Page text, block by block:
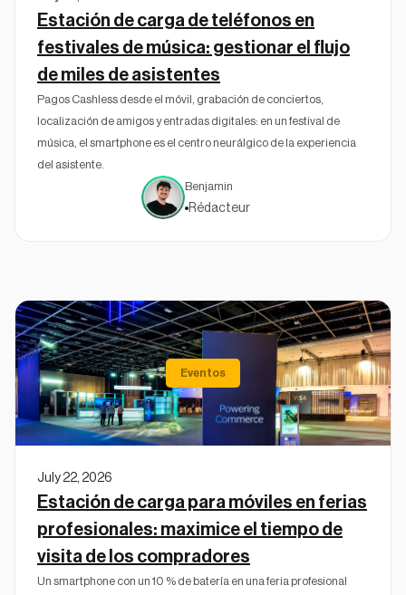
Estación de carga de teléfonos en
festivales de música: gestionar el flujo
de miles de asistentes
Pagos Cashless desde el móvil, grabación de conciertos,
localización de amigos y entradas digitales: en un festival de
música, el smartphone es el centro neurálgico de la experiencia
del asistente.
Benjamin
Rédacteur
Eventos
July 22, 2026
Estación de carga para móviles en ferias
profesionales: maximice el tiempo de
visita de los compradores
Un smartphone con un 10 % de batería en una feria profesional